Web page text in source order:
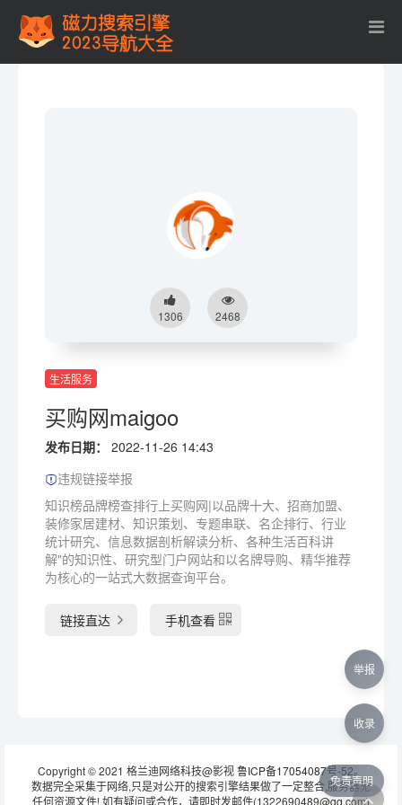
1306 2468
生活服务
买购网maigoo
发布日期：
2022-11-26 14:43
违规链接举报
知识榜品牌榜查排行上买购网|以品牌十大、招商加盟、
装修家居建材、知识策划、专题串联、名企排行、行业
统计研究、信息数据剖析解读分析、各种生活百科讲
解"的知识性、研究型门户网站和以名牌导购、精华推荐
为核心的一站式大数据查询平台。
链接直达 手机查看
Copyright © 2021 格兰迪网络科技@影视鲁ICP备17054087号-52。
数据完全采集于网络,只是对公开的搜索引擎结果做了一定整合,服务器无
任何资源文件! 如有疑问或合作，请即时发邮件(1322690489@qq.com)
免责声明
举报
收录